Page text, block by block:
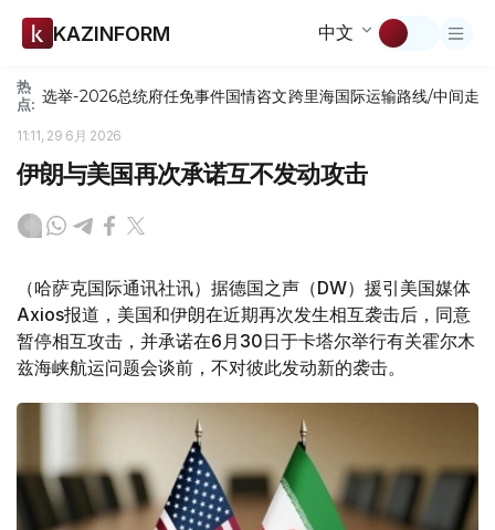
KAZINFORM 中文
热
点: 选举-2026总统府任免事件国情咨文跨里海国际运输路线/中间走廊
11:11, 29 6月 2026
伊朗与美国再次承诺互不发动攻击
（哈萨克国际通讯社讯）据德国之声（DW）援引美国媒体
Axios报道，美国和伊朗在近期再次发生相互袭击后，同意
暂停相互攻击，并承诺在6月30日于卡塔尔举行有关霍尔木
兹海峡航运问题会谈前，不对彼此发动新的袭击。